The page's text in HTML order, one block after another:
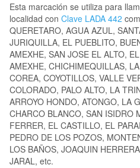
Esta marcación se utiliza para
localidad con Clave LADA 442
QUERETARO, AGUA AZUL,
JURIQUILLA, EL PUEBLITO,
AMEXHE, SAN JOSE EL ALTO,
AMEXHE, CHICHIMEQUILLAS,
COREA, COYOTILLOS, VALLE
COLORADO, PALO ALTO, LA
ARROYO HONDO, ATONGO, LA
CHARCO BLANCO, SAN ISIDRO
FERRER, EL CASTILLO, EL
PEDRO DE LOS POZOS,
LOS BAÑOS, JOAQUIN
JARAL, etc.